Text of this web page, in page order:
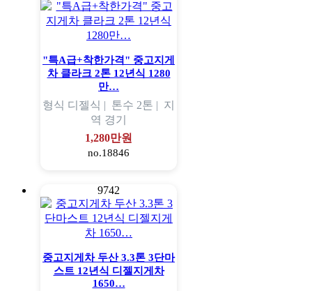
"특A급+착한가격" 중고지게
차 클라크 2톤 12년식 1280
만…
형식 디젤식 | 톤수 2톤 | 지
역 경기
1,280만원
no.18846
9742
중고지게차 두산 3.3톤 3단마
스트 12년식 디젤지게차
1650…